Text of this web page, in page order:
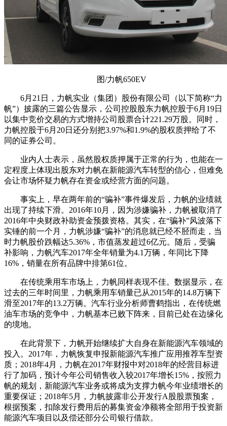
图/力帆650EV
6月21日，力帆实业（集团）股份有限公司（以下简称“力
帆”）披露的三篇公告显示，公司控股股东力帆控股于6月19日
以集中竞价交易的方式增持公司股票合计221.29万股。同时，
力帆控股于6月20日还分别把3.97%和1.9%的股权质押给了不
同的证券公司。
业内人士表示，虽然股权质押属于正常的行为，也能在一
定程度上体现出股东对力帆在新能源汽车转型的信心，但难免
会让市场怀疑力帆存在资金或经营方面的问题。
事实上，早在两年前的“骗补”事件爆发后，力帆的业绩就
出现了持续下滑。2016年10月，因为涉嫌骗补，力帆被取消了
2016年中央财政补助资金预拨资格。其实，在“骗补”风波落下
实锤的前一个月，力帆涉嫌“骗补”的消息就已经不胫而走，当
时力帆股价跌幅达5.36%，市值蒸发超过6亿元。随后，受骗
补影响，力帆汽车2017年全年销量为4.1万辆，年同比下降
16%，销量在所有品牌中排第61位。
在传统乘用车市场上，力帆同样表现不佳。数据显示，在
过去的三年时间里，力帆乘用车销量已从2015年的14.8万辆下
滑至2017年的13.2万辆。汽车行业分析师曹鹤指出，在传统燃
油车市场的竞争中，力帆基本已败下阵来，目前已处在边缘化
的境地。
在此背景下，力帆开始继续扩大自身在新能源汽车领域的
投入。2017年，力帆恢复申报新能源汽车推广应用推荐车型资
质；2018年4月，力帆在2017年财报中对2018年的经营目标进
行了加码，预计今年公司销售收入较2017年增长15%，按照力
帆的规划，新能源汽车业务或将成为支撑力帆今年业绩增长的
重要保证；2018年5月，力帆披露非公开发行A股股票预案，
根据预案，扣除发行费用后的募集资金净额将全部用于投资新
能源汽车项目以及偿还部分公司银行借款。